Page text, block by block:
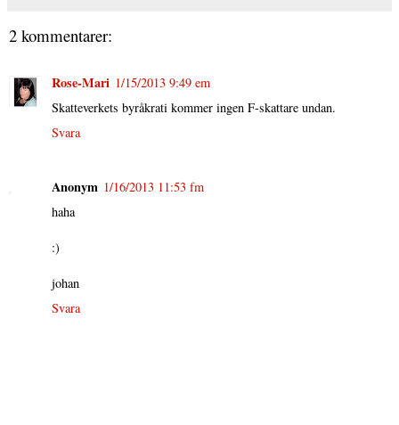
2 kommentarer:
Rose-Mari 1/15/2013 9:49 em
Skatteverkets byråkrati kommer ingen F-skattare undan.
Svara
Anonym 1/16/2013 11:53 fm
haha
:)
johan
Svara